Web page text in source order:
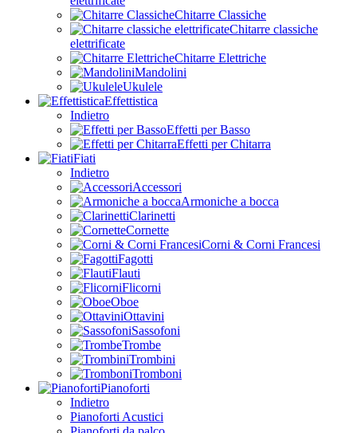
Chitarre Classiche
Chitarre classiche
elettrificate
Chitarre Elettriche
Mandolini
Ukulele
Effettistica
Indietro
Effetti per Basso
Effetti per Chitarra
Fiati
Indietro
Accessori
Armoniche a bocca
Clarinetti
Cornette
Corni & Corni Francesi
Fagotti
Flauti
Flicorni
Oboe
Ottavini
Sassofoni
Trombe
Trombini
Tromboni
Pianoforti
Indietro
Pianoforti Acustici